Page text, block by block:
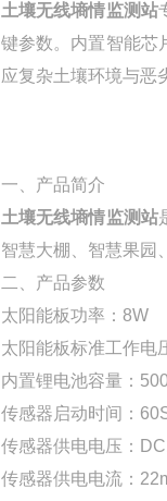
土壤无线墒情监测站
键参数。内置智能芯
应复杂土壤环境与恶
一、产品简介
土壤无线墒情监测站
智慧大棚、智慧果园
二、产品参数
太阳能板功率：8W
太阳能板标准工作电
内置锂电池容量：
传感器启动时间：
传感器供电电压：
传感器供电电流：